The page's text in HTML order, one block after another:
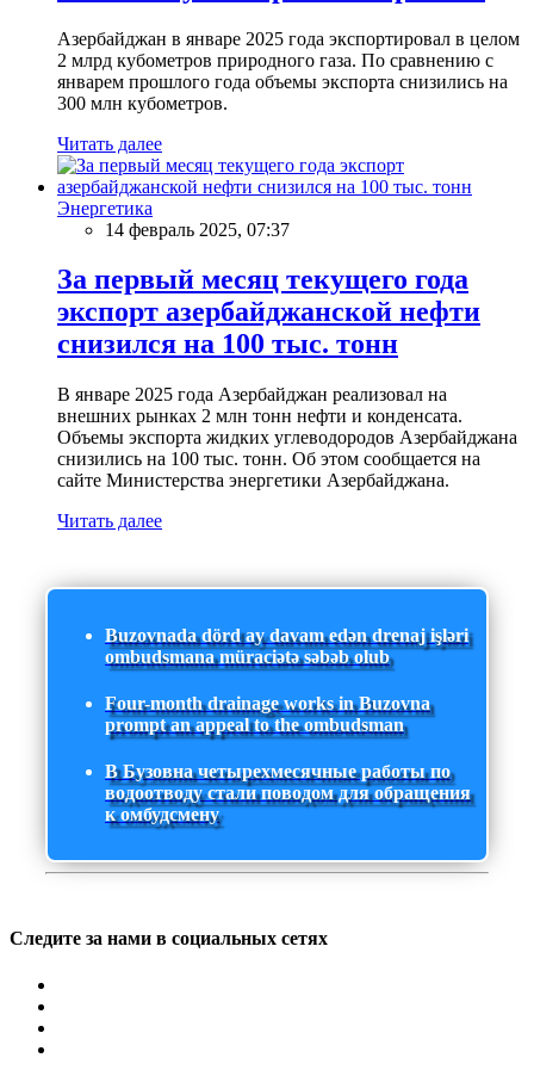
Азербайджан в январе 2025 года экспортировал в целом
2 млрд кубометров природного газа. По сравнению с
январем прошлого года объемы экспорта снизились на
300 млн кубометров.
Читать далее
Энергетика
14 февраль 2025, 07:37
За первый месяц текущего года
экспорт азербайджанской нефти
снизился на 100 тыс. тонн
В январе 2025 года Азербайджан реализовал на
внешних рынках 2 млн тонн нефти и конденсата.
Объемы экспорта жидких углеводородов Азербайджана
снизились на 100 тыс. тонн. Об этом сообщается на
сайте Министерства энергетики Азербайджана.
Читать далее
Buzovnada dörd ay davam edən drenaj işləri
ombudsmana müraciətə səbəb olub
Four-month drainage works in Buzovna
prompt an appeal to the ombudsman
В Бузовна четырехмесячные работы по
водоотводу стали поводом для обращения
к омбудсмену
Следите за нами в социальных сетях